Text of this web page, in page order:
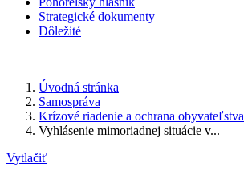
Strategické dokumenty
Dôležité
Úvodná stránka
Samospráva
Krízové riadenie a ochrana obyvateľstva
Vyhlásenie mimoriadnej situácie v...
Vytlačiť